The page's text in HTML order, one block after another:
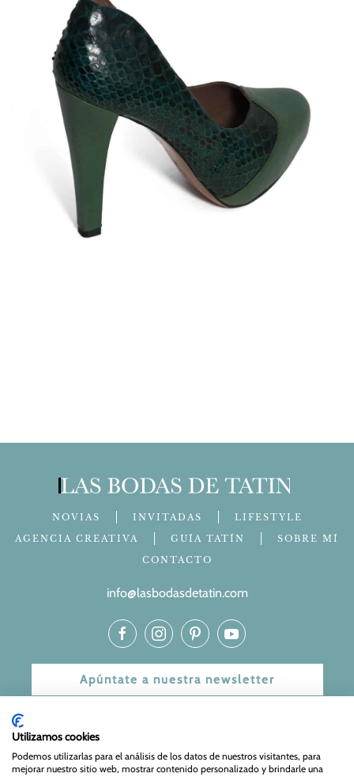
NOVIAS INVITADAS
LIFESTYLE
AGENCIA CREATIVA
GUÍA TATÍN
SOBRE MÍ
CONTACTO
info@lasbodasdetatin.com
Apúntate a nuestra newsletter
Aviso Legal|Política de Privacidad y Cookies| Web Diseñada
Utilizamos cookies
Podemos utilizarlas para el análisis de los datos de nuestros visitantes, para
mejorar nuestro sitio web, mostrar contenido personalizado y brindarle una